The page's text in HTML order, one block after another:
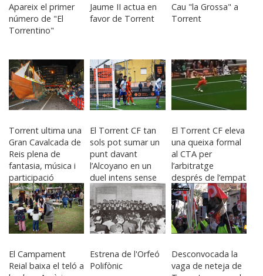
Apareix el primer
número de "El
Torrentino"
Jaume II actua en
favor de Torrent
Cau "la Grossa" a
Torrent
Torrent ultima una
Gran Cavalcada de
Reis plena de
fantasia, música i
participació
ciutadana
El Torrent CF tan
sols pot sumar un
punt davant
l’Alcoyano en un
duel intens sense
gols
El Torrent CF eleva
una queixa formal
al CTA per
l’arbitratge
després de l’empat
a Sant Gregori
El Campament
Reial baixa el teló a
Estrena de l'Orfeó
Polifònic
Desconvocada la
vaga de neteja de